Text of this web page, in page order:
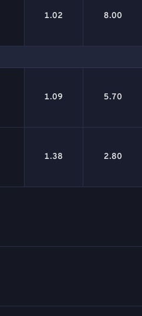
1.02 8.00
1.09 5.70
1.38 2.80